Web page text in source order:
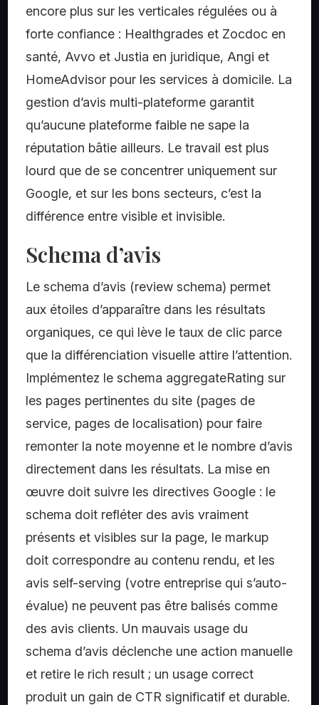
encore plus sur les verticales régulées ou à
forte confiance : Healthgrades et Zocdoc en
santé, Avvo et Justia en juridique, Angi et
HomeAdvisor pour les services à domicile. La
gestion d’avis multi-plateforme garantit
qu’aucune plateforme faible ne sape la
réputation bâtie ailleurs. Le travail est plus
lourd que de se concentrer uniquement sur
Google, et sur les bons secteurs, c’est la
différence entre visible et invisible.
Schema d’avis
Le schema d’avis (review schema) permet
aux étoiles d’apparaître dans les résultats
organiques, ce qui lève le taux de clic parce
que la différenciation visuelle attire l’attention.
Implémentez le schema aggregateRating sur
les pages pertinentes du site (pages de
service, pages de localisation) pour faire
remonter la note moyenne et le nombre d’avis
directement dans les résultats. La mise en
œuvre doit suivre les directives Google : le
schema doit refléter des avis vraiment
présents et visibles sur la page, le markup
doit correspondre au contenu rendu, et les
avis self-serving (votre entreprise qui s’auto-
évalue) ne peuvent pas être balisés comme
des avis clients. Un mauvais usage du
schema d’avis déclenche une action manuelle
et retire le rich result ; un usage correct
produit un gain de CTR significatif et durable.